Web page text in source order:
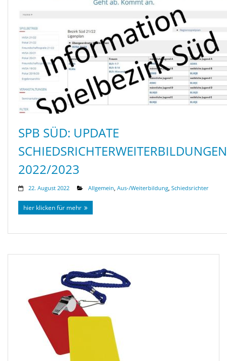
SPB SÜD: UPDATE
SCHIEDSRICHTERWEITERBILDUNGEN
2022/2023
22. August 2022 Allgemein, Aus-/Weiterbildung, Schiedsrichter
hier klicken für mehr